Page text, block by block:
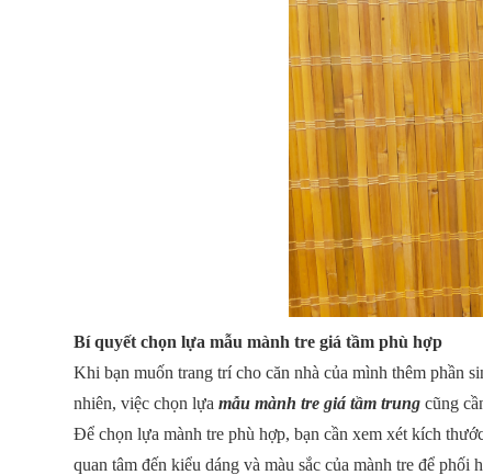
Bí quyết chọn lựa mẫu mành tre giá tầm phù hợp
Khi bạn muốn trang trí cho căn nhà của mình thêm phần
nhiên, việc chọn lựa mẫu mành tre giá tầm trung cũng
Để chọn lựa mành tre phù hợp, bạn cần xem xét kích
quan tâm đến kiểu dáng và màu sắc của mành tre để